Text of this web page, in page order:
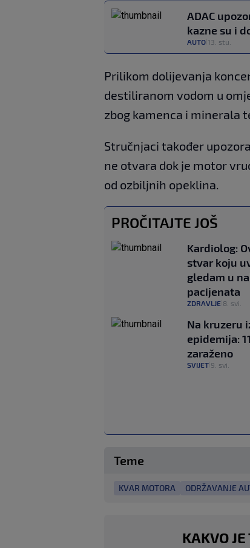
ADAC
kazne su i
AUTO 13. stu.
Prilikom dolijevanja
destiliranom vodom u
zbog kamenca i minerala
Stručnjaci također
ne otvara dok je motor
od ozbiljnih opeklina.
PROČITAJTE JOŠ
Kardiolog:
stvar koju
gledam u
pacijenata
ZDRAVLJE 8. svi.
Na kruzeru
epidemija:
zaraženo
SVIJET 9. svi.
Teme
KVAR MOTORA ODRŽAVANJE
KAKVO